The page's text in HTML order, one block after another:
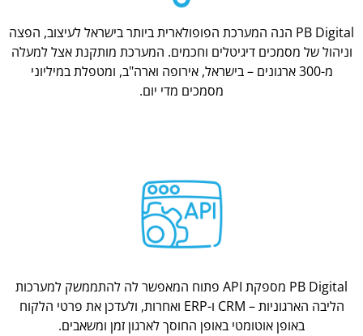
PB Digital הנה המערכת הפופולארית ביותר בישראל לעיצוב, הפצה
וניהול של מסמכים דיגיטלים וחכמים. המערכת מותקנת אצל למעלה
מ-300 ארגונים – בישראל, אירופה וארה"ב, ומטפלת במיליוני
מסמכים מדי יום.
PB Digital מספקת API פתוח המאפשר לה להתממשק למערכות
הליבה הארגוניות – CRM ו-ERP ואחרות, ולעדכן את פרטי הלקוח
באופן אוטומטי באופן החוסך לארגון זמן ומשאבים.